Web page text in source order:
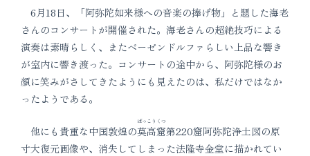
6月18日、「阿弥陀如来様への音楽の捧げ物」と題した海老
さんのコンサートが開催された。海老さんの超絶技巧による
演奏は素晴らしく、またベーゼンドルファらしい上品な響き
が室内に響き渡った。コンサートの途中から、阿弥陀様のお
顔に笑みがさしてきたようにも見えたのは、私だけではなか
ったようである。
他にも貴重な中国敦煌の莫高窟
ばっこうくつ
第220窟阿弥陀浄土図の原
寸大復元画像や、消失してしまった法隆寺金堂に描かれてい